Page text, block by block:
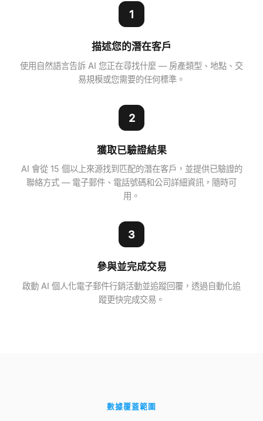
1
描述您的潛在客戶
使用自然語言告訴 AI 您正在尋找什麼 — 房產類型、地點、交
易規模或您需要的任何標準。
2
獲取已驗證結果
AI 會從 15 個以上來源找到匹配的潛在客戶，並提供已驗證的
聯絡方式 — 電子郵件、電話號碼和公司詳細資訊，隨時可
用。
3
參與並完成交易
啟動 AI 個人化電子郵件行銷活動並追蹤回覆，透過自動化追
蹤更快完成交易。
數據覆蓋範圍